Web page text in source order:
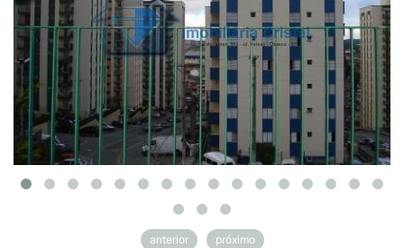
anterior próximo